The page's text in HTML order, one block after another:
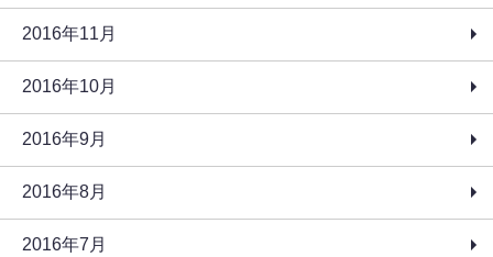
2016年11月
2016年10月
2016年9月
2016年8月
2016年7月